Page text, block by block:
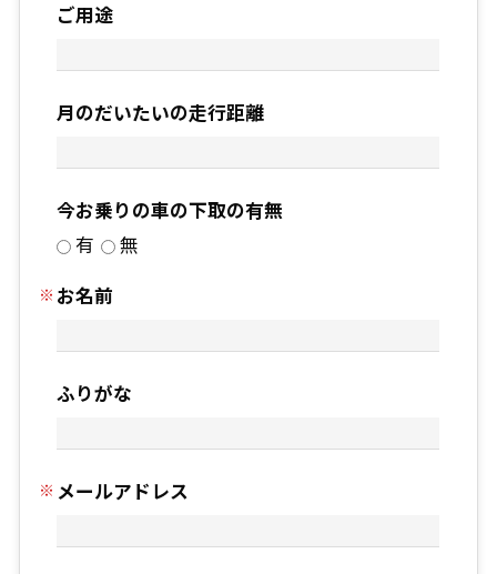
ご用途
月のだいたいの走行距離
今お乗りの車の下取の有無
有
無
お名前
ふりがな
メールアドレス